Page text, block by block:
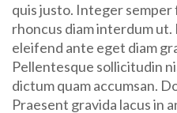
quis justo. Integer
rhoncus diam interdum ut.
eleifend ante eget diam
Pellentesque sollicitudin
dictum quam accumsan.
Praesent gravida lacus in